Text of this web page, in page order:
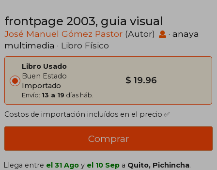
frontpage 2003, guia visual
José Manuel Gómez Pastor (Autor) · anaya
multimedia · Libro Físico
Libro Usado
Buen Estado
Importado
Envío: 13 a 19 días háb.
$ 19.96
Costos de importación incluídos en el precio ✅
Comprar
Llega entre el 31 Ago y el 10 Sep a Quito, Pichincha.